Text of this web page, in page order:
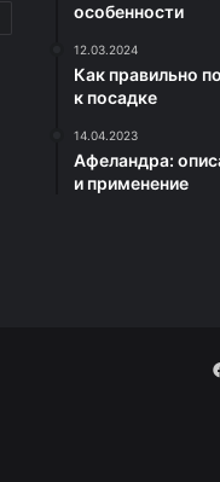
особенности
12.03.2024
Как правильно
к посадке
14.04.2023
Афеландра:
и применение